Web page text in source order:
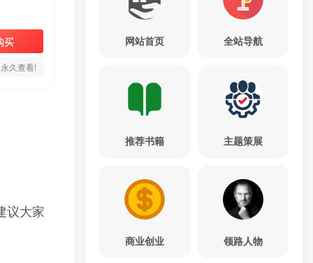
买
久查看!
议大家
网站首页 全站导航
推荐书籍 主题策展
商业创业 领路人物